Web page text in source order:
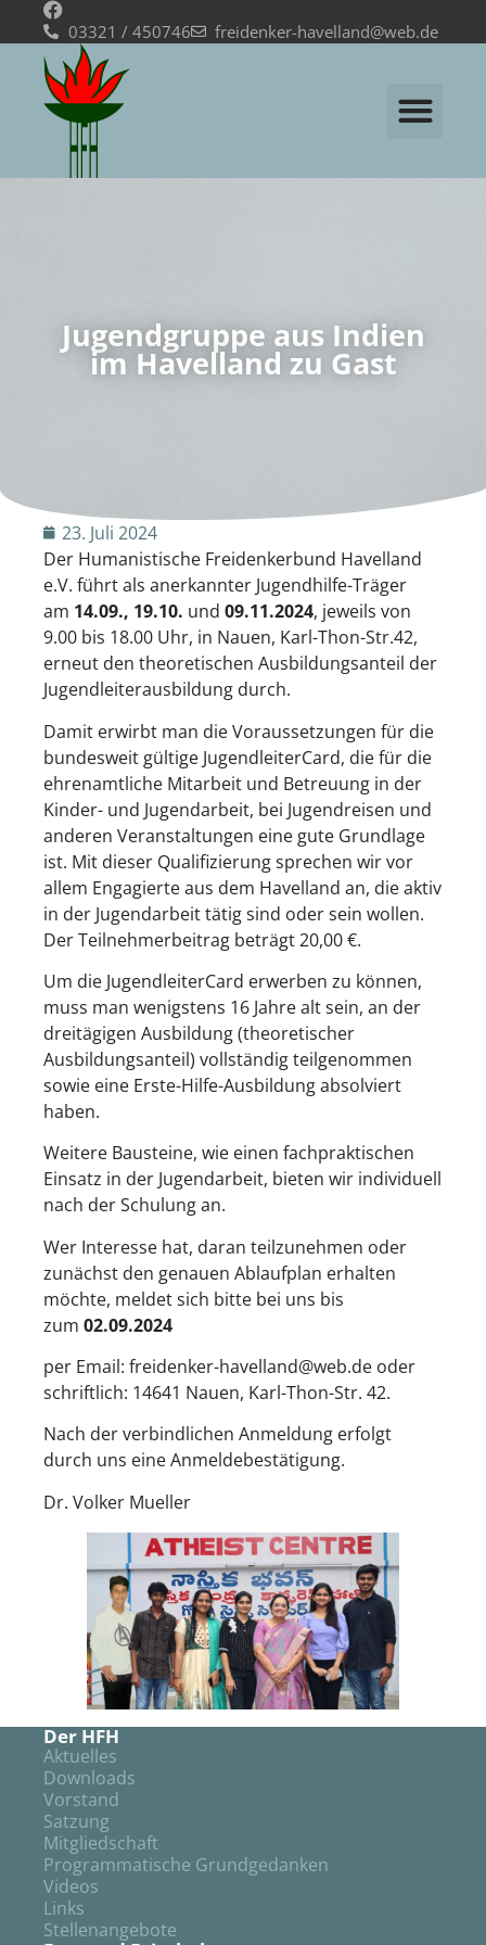
03321 / 450746 freidenker-havelland@web.de
Jugendgruppe aus Indien
im Havelland zu Gast
23. Juli 2024
Der Humanistische Freidenkerbund Havelland
e.V. führt als anerkannter Jugendhilfe-Träger
am 14.09., 19.10. und 09.11.2024, jeweils von
9.00 bis 18.00 Uhr, in Nauen, Karl-Thon-Str.42,
erneut den theoretischen Ausbildungsanteil der
Jugendleiterausbildung durch.
Damit erwirbt man die Voraussetzungen für die
bundesweit gültige JugendleiterCard, die für die
ehrenamtliche Mitarbeit und Betreuung in der
Kinder- und Jugendarbeit, bei Jugendreisen und
anderen Veranstaltungen eine gute Grundlage
ist. Mit dieser Qualifizierung sprechen wir vor
allem Engagierte aus dem Havelland an, die aktiv
in der Jugendarbeit tätig sind oder sein wollen.
Der Teilnehmerbeitrag beträgt 20,00 €.
Um die JugendleiterCard erwerben zu können,
muss man wenigstens 16 Jahre alt sein, an der
dreitägigen Ausbildung (theoretischer
Ausbildungsanteil) vollständig teilgenommen
sowie eine Erste-Hilfe-Ausbildung absolviert
haben.
Weitere Bausteine, wie einen fachpraktischen
Einsatz in der Jugendarbeit, bieten wir individuell
nach der Schulung an.
Wer Interesse hat, daran teilzunehmen oder
zunächst den genauen Ablaufplan erhalten
möchte, meldet sich bitte bei uns bis
zum 02.09.2024
per Email: freidenker-havelland@web.de oder
schriftlich: 14641 Nauen, Karl-Thon-Str. 42.
Nach der verbindlichen Anmeldung erfolgt
durch uns eine Anmeldebestätigung.
Dr. Volker Mueller
Der HFH
Aktuelles
Downloads
Vorstand
Satzung
Mitgliedschaft
Programmatische Grundgedanken
Videos
Links
Stellenangebote